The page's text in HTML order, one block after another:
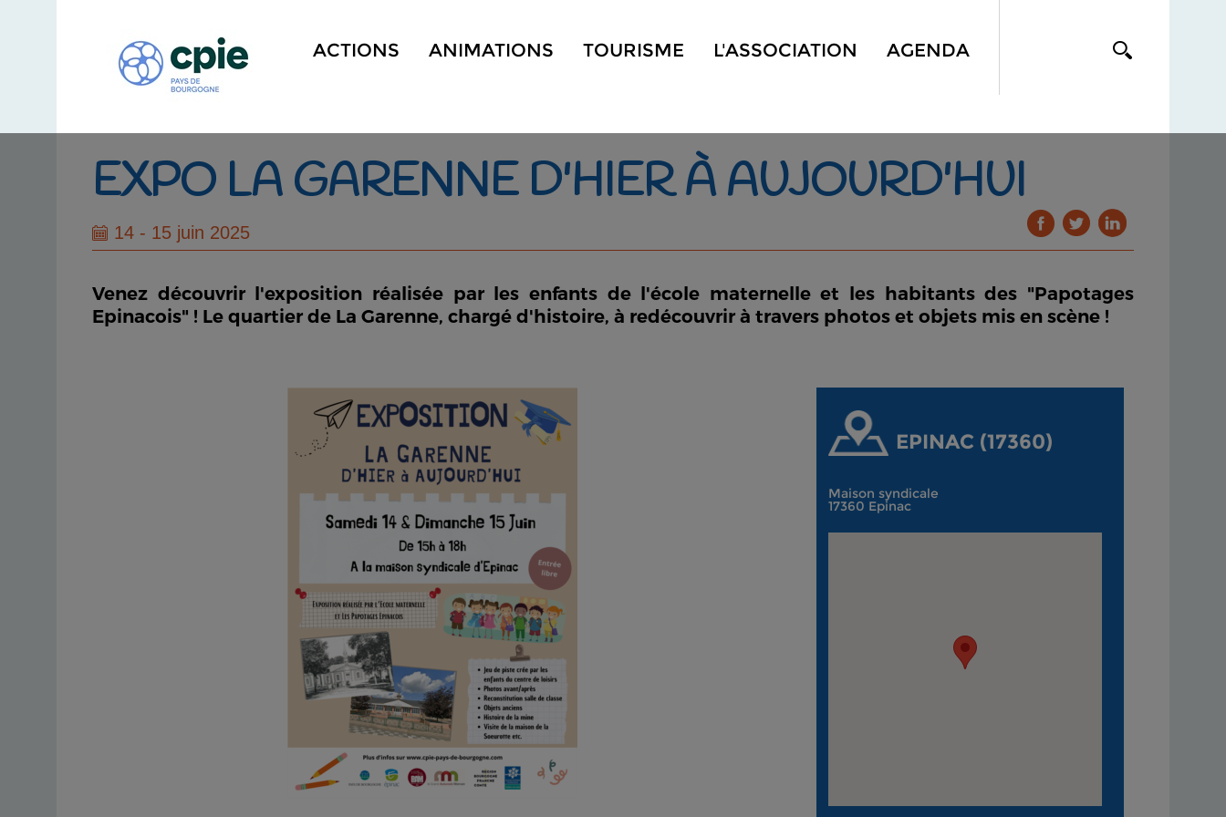
ACTIONS ANIMATIONS TOURISME L'ASSOCIATION AGENDA
EXPO LA GARENNE D'HIER À AUJOURD'HUI
14 - 15 juin 2025
Venez découvrir l'exposition réalisée par les enfants de l'école maternelle et les habitants des "Papotages
Epinacois" ! Le quartier de La Garenne, chargé d'histoire, à redécouvrir à travers photos et objets mis en scène !
EPINAC (17360)
Maison syndicale
17360 Epinac